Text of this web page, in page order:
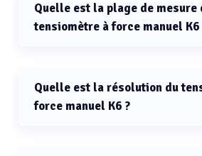
Quelle est la plage de mesure
tensiomètre à force manuel K6
interfaciale).
Quelle est la résolution du
force manuel K6 ?